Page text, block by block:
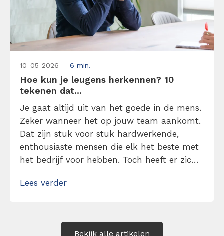
10-05-2026 6 min.
Hoe kun je leugens herkennen? 10
tekenen dat...
Je gaat altijd uit van het goede in de mens.
Zeker wanneer het op jouw team aankomt.
Dat zijn stuk voor stuk hardwerkende,
enthousiaste mensen die elk het beste met
het bedrijf voor hebben. Toch heeft er zich
eigenlijk, maar doordat een collega de
Lees verder
Bekijk alle artikelen